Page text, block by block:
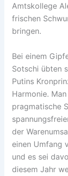
Amtskollege
frischen
bringen.
Bei einem
Sotschi übten
Putins
Harmonie.
pragmatische
der
einen Umfang
und es sei
diesem Jahr